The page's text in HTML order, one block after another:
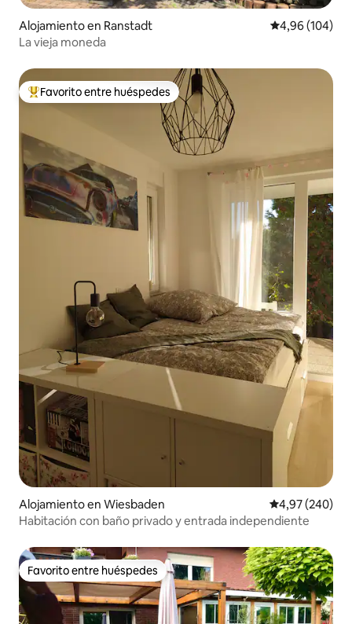
Alojamiento en Ranstadt Calificación
4,96 (104)
La vieja moneda
Favorito entre los huéspedes más destacados
Favorito entre huéspedes
Alojamiento en Wiesbaden Calificación
4,97 (240)
Habitación con baño privado y entrada independiente
Favorito entre huéspedes
Favorito entre huéspedes